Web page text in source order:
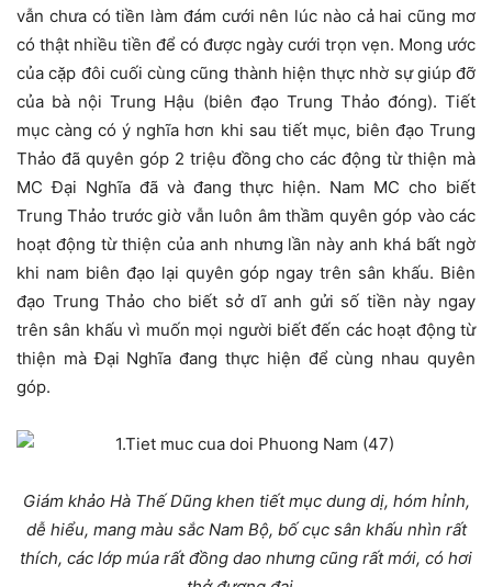
vẫn chưa có tiền làm đám cưới nên lúc nào cả hai cũng mơ
có thật nhiều tiền để có được ngày cưới trọn vẹn. Mong ước
của cặp đôi cuối cùng cũng thành hiện thực nhờ sự giúp đỡ
của bà nội Trung Hậu (biên đạo Trung Thảo đóng). Tiết
mục càng có ý nghĩa hơn khi sau tiết mục, biên đạo Trung
Thảo đã quyên góp 2 triệu đồng cho các động từ thiện mà
MC Đại Nghĩa đã và đang thực hiện. Nam MC cho biết
Trung Thảo trước giờ vẫn luôn âm thầm quyên góp vào các
hoạt động từ thiện của anh nhưng lần này anh khá bất ngờ
khi nam biên đạo lại quyên góp ngay trên sân khấu. Biên
đạo Trung Thảo cho biết sở dĩ anh gửi số tiền này ngay
trên sân khấu vì muốn mọi người biết đến các hoạt động từ
thiện mà Đại Nghĩa đang thực hiện để cùng nhau quyên
góp.
Giám khảo Hà Thế Dũng khen tiết mục dung dị, hóm hỉnh,
dễ hiểu, mang màu sắc Nam Bộ, bố cục sân khấu nhìn rất
thích, các lớp múa rất đồng dao nhưng cũng rất mới, có hơi